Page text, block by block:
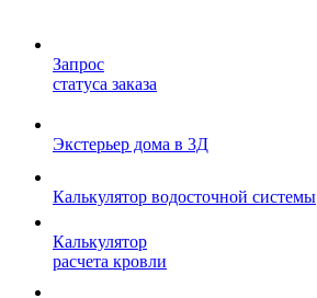
Запрос
статуса заказа
Экстерьер дома в 3Д
Калькулятор водосточной системы
Калькулятор
расчета кровли